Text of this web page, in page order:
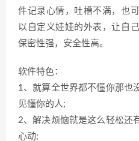
件记录心情，吐槽不满，也
以自定义娃娃的外表，让自
保密性强，安全性高。
软件特色：
1、就算全世界都不懂你那也
见懂你的人;
2、解决烦恼就是这么轻松还
心动;